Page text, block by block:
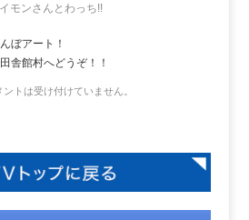
モンさんとわっち!!
ぼアート！
舎館村へどうぞ！！
ントは受け付けていません。